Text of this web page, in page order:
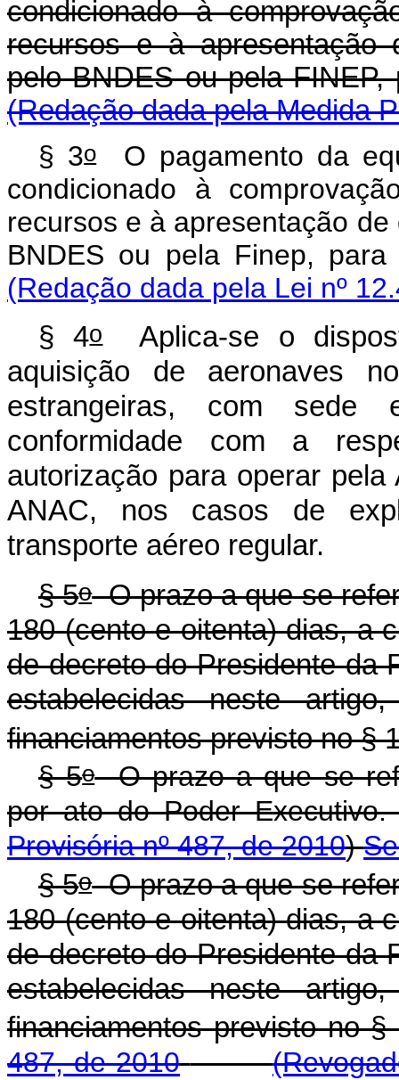
condicionado à
recursos e à apresentação
pelo BNDES ou pela
(Redação dada pela Medida
§ 3oO pagamento da
condicionado à
recursos e à apresentação
BNDES ou pela Finep,
(Redação dada pela Lei nº
§ 4oAplica-se o
aquisição de aeronaves
estrangeiras, com sede
conformidade com a
autorização para operar
ANAC, nos casos de
transporte aéreo regular.
§ 5oO prazo a que se
180 (cento e oitenta) dias, a
de decreto do Presidente da
estabelecidas neste
financiamentos previsto no §
§ 5oO prazo a que se
por ato do Poder
Provisória nº 487, de 2010)
§ 5oO prazo a que se
180 (cento e oitenta) dias, a
de decreto do Presidente da
estabelecidas neste
financiamentos previsto no §
487, de 2010